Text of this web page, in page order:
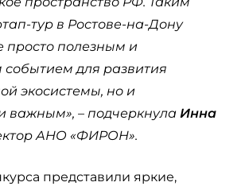
тур в Ростове-на-Дону
просто полезным и
для развития
экосистемы, но и
важным», – подчеркнула Инна
АНО «ФИРОН».
представили яркие,